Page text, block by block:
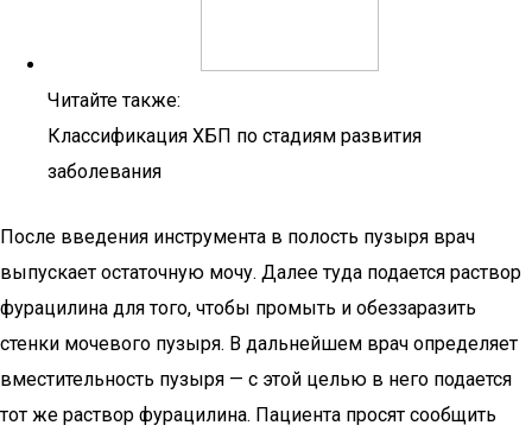
Читайте также:
Классификация ХБП по стадиям развития
заболевания
После введения инструмента в полость пузыря врач
выпускает остаточную мочу. Далее туда подается раствор
фурацилина для того, чтобы промыть и обеззаразить
стенки мочевого пузыря. В дальнейшем врач определяет
вместительность пузыря — с этой целью в него подается
тот же раствор фурацилина. Пациента просят сообщить